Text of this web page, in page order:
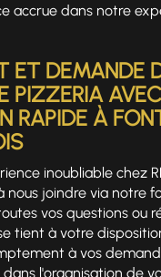
accrue dans notre
ET DEMANDE
PIZZERIA AVEC
RAPIDE À
inoubliable chez
nous joindre via notre
vos questions ou
tient à votre
à vos
l'organisation de